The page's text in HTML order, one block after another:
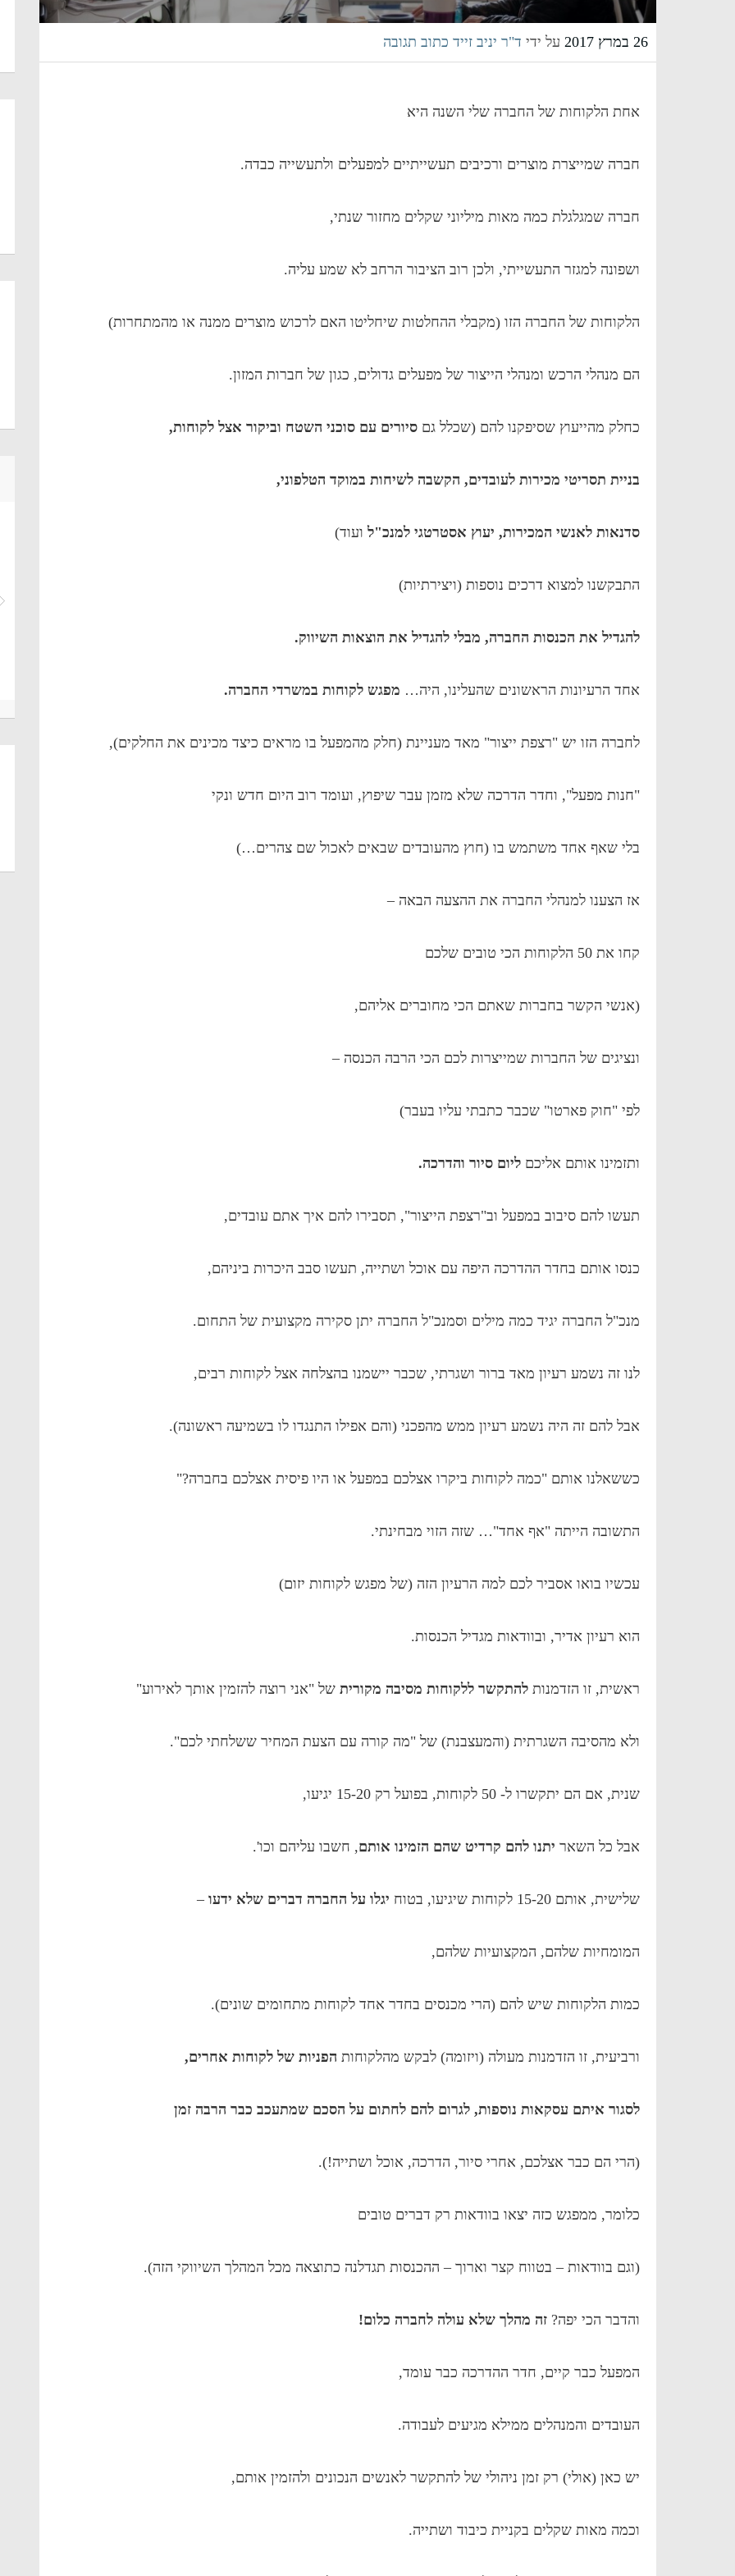
26 במרץ 2017 על ידי ד"ר יניב זייד כתוב תגובה
אחת הלקוחות של החברה שלי השנה היא
חברה שמייצרת מוצרים ורכיבים תעשייתיים למפעלים ולתעשייה כבדה.
חברה שמגלגלת כמה מאות מיליוני שקלים מחזור שנתי,
ושפונה למגזר התעשייתי, ולכן רוב הציבור הרחב לא שמע עליה.
הלקוחות של החברה הזו (מקבלי ההחלטות שיחליטו האם לרכוש מוצרים ממנה או מהמתחרות)
הם מנהלי הרכש ומנהלי הייצור של מפעלים גדולים, כגון של חברות המזון.
כחלק מהייעוץ שסיפקנו להם (שכלל גם סיורים עם סוכני השטח וביקור אצל לקוחות,
בניית תסריטי מכירות לעובדים, הקשבה לשיחות במוקד הטלפוני,
סדנאות לאנשי המכירות, יעוץ אסטרטגי למנכ"ל ועוד)
התבקשנו למצוא דרכים נוספות (ויצירתיות)
להגדיל את הכנסות החברה, מבלי להגדיל את הוצאות השיווק.
אחד הרעיונות הראשונים שהעלינו, היה… מפגש לקוחות במשרדי החברה.
לחברה הזו יש "רצפת ייצור" מאד מעניינת (חלק מהמפעל בו מראים כיצד מכינים את החלקים),
"חנות מפעל", וחדר הדרכה שלא מזמן עבר שיפוץ, ועומד רוב היום חדש ונקי
בלי שאף אחד משתמש בו (חוץ מהעובדים שבאים לאכול שם צהרים…)
אז הצענו למנהלי החברה את ההצעה הבאה –
קחו את 50 הלקוחות הכי טובים שלכם
(אנשי הקשר בחברות שאתם הכי מחוברים אליהם,
ונציגים של החברות שמייצרות לכם הכי הרבה הכנסה –
לפי "חוק פארטו" שכבר כתבתי עליו בעבר)
ותזמינו אותם אליכם ליום סיור והדרכה.
תעשו להם סיבוב במפעל וב"רצפת הייצור", תסבירו להם איך אתם עובדים,
כנסו אותם בחדר ההדרכה היפה עם אוכל ושתייה, תעשו סבב היכרות ביניהם,
מנכ"ל החברה יגיד כמה מילים וסמנכ"ל החברה יתן סקירה מקצועית של התחום.
לנו זה נשמע רעיון מאד ברור ושגרתי, שכבר יישמנו בהצלחה אצל לקוחות רבים,
אבל להם זה היה נשמע רעיון ממש מהפכני (והם אפילו התנגדו לו בשמיעה ראשונה).
כששאלנו אותם "כמה לקוחות ביקרו אצלכם במפעל או היו פיסית אצלכם בחברה?"
התשובה הייתה "אף אחד"… שזה הזוי מבחינתי.
עכשיו בואו אסביר לכם למה הרעיון הזה (של מפגש לקוחות יזום)
הוא רעיון אדיר, ובוודאות מגדיל הכנסות.
ראשית, זו הזדמנות להתקשר ללקוחות מסיבה מקורית של "אני רוצה להזמין אותך לאירוע"
ולא מהסיבה השגרתית (והמעצבנת) של "מה קורה עם הצעת המחיר ששלחתי לכם".
שנית, אם הם יתקשרו ל- 50 לקוחות, בפועל רק 15-20 יגיעו,
אבל כל השאר יתנו להם קרדיט שהם הזמינו אותם, חשבו עליהם וכו'.
שלישית, אותם 15-20 לקוחות שיגיעו, בטוח יגלו על החברה דברים שלא ידעו –
המומחיות שלהם, המקצועיות שלהם,
כמות הלקוחות שיש להם (הרי מכנסים בחדר אחד לקוחות מתחומים שונים).
ורביעית, זו הזדמנות מעולה (ויזומה) לבקש מהלקוחות הפניות של לקוחות אחרים,
לסגור איתם עסקאות נוספות, לגרום להם לחתום על הסכם שמתעכב כבר הרבה זמן
(הרי הם כבר אצלכם, אחרי סיור, הדרכה, אוכל ושתייה!).
כלומר, ממפגש כזה יצאו בוודאות רק דברים טובים
(וגם בוודאות – בטווח קצר וארוך – ההכנסות תגדלנה כתוצאה מכל המהלך השיווקי הזה).
והדבר הכי יפה? זה מהלך שלא עולה לחברה כלום!
המפעל כבר קיים, חדר ההדרכה כבר עומד,
העובדים והמנהלים ממילא מגיעים לעבודה.
יש כאן (אולי) רק זמן ניהולי של להתקשר לאנשים הנכונים ולהזמין אותם,
וכמה מאות שקלים בקניית כיבוד ושתייה.